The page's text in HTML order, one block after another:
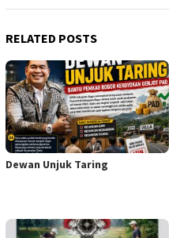
RELATED POSTS
Dewan Unjuk Taring